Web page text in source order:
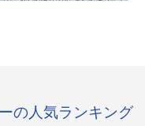
の人気ランキング